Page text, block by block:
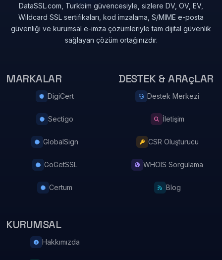
DataSSL.com, Turkbim güvencesiyle, sizlere DV, OV, EV,
Wildcard SSL sertifikaları, kod imzalama, S/MIME e-posta
güvenliği ve kurumsal e-imza çözümleriyle tam dijital güvenlik
sağlayan çözüm ortağınızdır.
MARKALAR
DigiCert
Sectigo
GlobalSign
GoGetSSL
Certum
DESTEK & ARAçLAR
Destek Merkezi
İletişim
CSR Oluşturucu
WHOIS Sorgulama
Blog
KURUMSAL
Hakkımızda